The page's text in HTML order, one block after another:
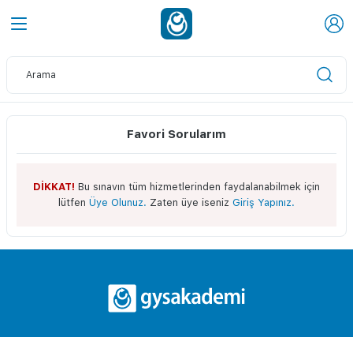
Favori Sorularım
DİKKAT! Bu sınavın tüm hizmetlerinden faydalanabilmek için
lütfen Üye Olunuz. Zaten üye iseniz Giriş Yapınız.